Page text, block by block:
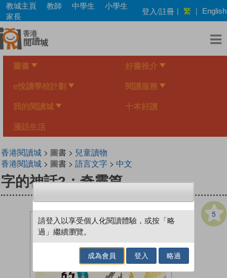
Skip
main
content
教城主頁 教師 中學生
小學生
家長
登入/註冊 | 繁 | English
圖書 好書推介
e悅讀學校計劃 閱讀服務
我的閱讀城 十本好讀
漫話生活
香港閱讀城> 圖書 > 兒童讀物
香港閱讀城> 圖書 > 語言文字> 中文
字的神話2：奇靈篇
5
請登入以享受個人化閱讀體驗，或按「略
過」繼續瀏覽。
成為會員 登入 略過